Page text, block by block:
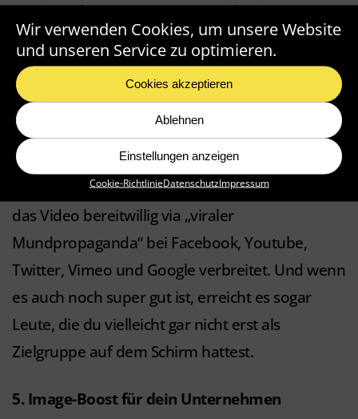
Wir verwenden Cookies, um unsere Website
und unseren Service zu optimieren.
Cookies akzeptieren
Ablehnen
Einstellungen anzeigen
Cookie-RichtlinieDatenschutzImpressum
auseinandersetzen. Somit erreicht ein
Erklärvideo deine Zielgruppe optimal und bietet
dir die Chance besser, effektiver und
erfolgreicher mit dieser zu kommunizieren.
4. Videos erhöhen deine Reichweite
Ist das Thema relevant für deine Zielgruppe wird
das Video bereitwillig via „viraler
Mundpropaganda“ bei Facebook, Youtube,
Twitter, Vimeo und Google verbreitet. Und wenn
es auch noch super gut ist, erreicht es sogar
Leute, die du vielleicht gar nicht erst als
Zielgruppe auf dem Schirm hattest.
5. Image-Boost für dein Unternehmen